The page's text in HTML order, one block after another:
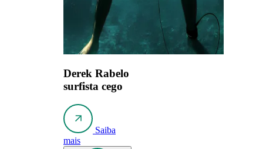
Derek Rabelo
surfista cego
Saiba
mais